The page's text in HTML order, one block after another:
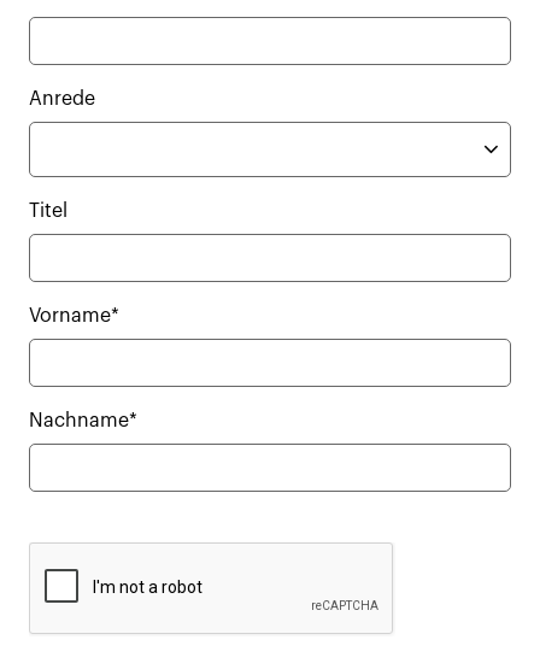
Anrede
Titel
Vorname*
Nachname*